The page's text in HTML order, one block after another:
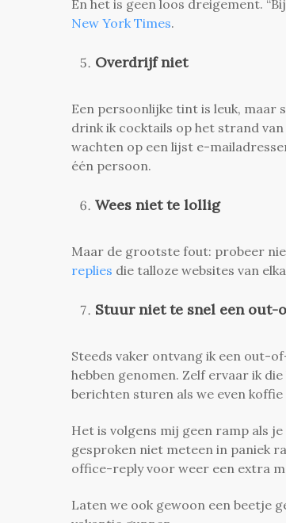
En het is geen loos dreigement.
New York Times.
Overdrijf niet
Een persoonlijke tint is leuk, maar
drink ik cocktails op het strand
wachten op een lijst e-
één persoon.
Wees niet te lollig
Maar de grootste fout: probeer
replies die talloze websites van
Stuur niet te snel een out-
Steeds vaker ontvang ik een out-
hebben genomen. Zelf ervaar ik
berichten sturen als we even koffie
Het is volgens mij geen ramp als
gesproken niet meteen in paniek
office-reply voor weer een extra
Laten we ook gewoon een beetje